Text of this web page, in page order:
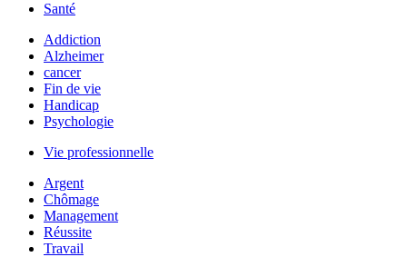
Santé
Addiction
Alzheimer
cancer
Fin de vie
Handicap
Psychologie
Vie professionnelle
Argent
Chômage
Management
Réussite
Travail